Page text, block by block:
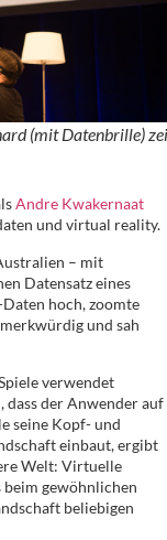
(mit Datenbrille)
Andre Kwakernaat
und virtual reality.
– mit
Datensatz eines
hoch, zoomte
und sah
verwendet
dass der Anwender auf
seine Kopf- und
einbaut, ergibt
Welt: Virtuelle
beim gewöhnlichen
beliebigen